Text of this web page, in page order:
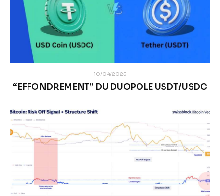
10/04/2025
“EFFONDREMENT” DU DUOPOLE USDT/USDC